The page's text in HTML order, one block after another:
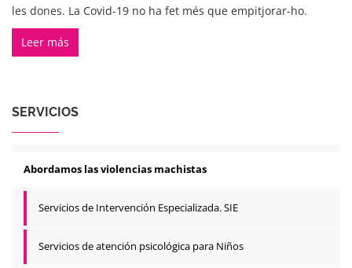
SERVICIOS
Abordamos las violencias machistas
Servicios de Intervención Especializada. SIE
Servicios de atención psicológica para Niños
les dones. La Covid-19 no ha fet més que empitjorar-ho.
Leer más